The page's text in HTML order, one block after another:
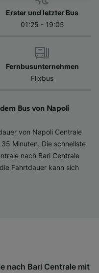
Erster und letzter Bus
01:25 - 19:05
Fernbusunternehmen
Flixbus
Bus von Napoli
von Napoli Centrale
Minuten. Die schnellste
nach Bari Centrale
Fahrtdauer kann sich
nach Bari Centrale mit
Präferenzen
und
Ihre
Zwecke
haben, Ihr
Identifikation
oder Zugriff auf
Inhalte, Messung
Performance von
sowie
von